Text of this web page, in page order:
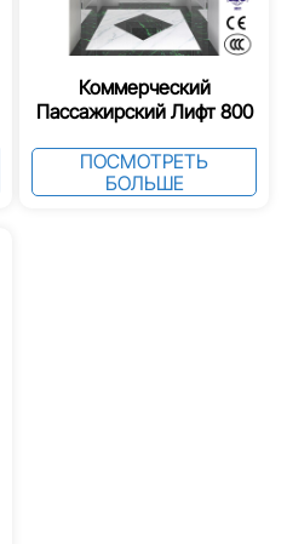
Коммерческий
Пассажирский Лифт 800
ПОСМОТРЕТЬ
БОЛЬШЕ